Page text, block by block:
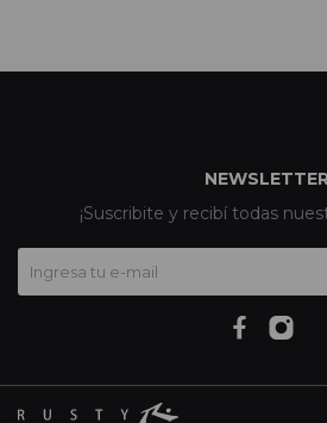
¡Suscribite y recibí todas